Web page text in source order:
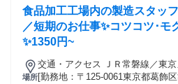
食品加工工場内の製造スタッ
／短期のお仕事✨コツコツ･モ
✨1350円~
場所
交通・アクセス ＪＲ常磐線／東
より徒歩10分
[勤務地：〒125-0061東京都葛飾